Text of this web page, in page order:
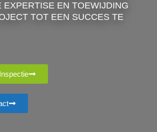
EXPERTISE EN TOEWIJDING
TOT EEN SUCCES TE